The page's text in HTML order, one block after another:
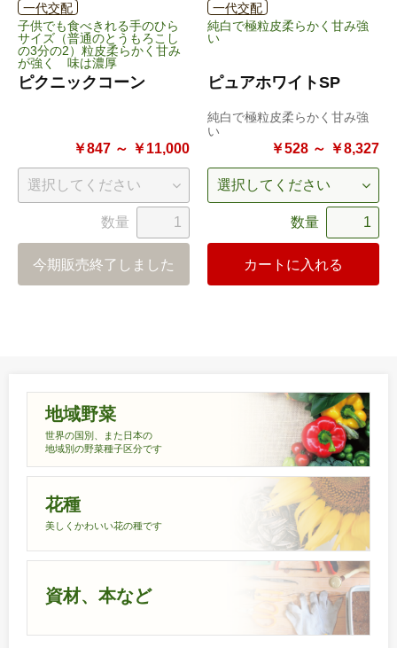
一代交配
子供でも食べきれる手のひら
サイズ（普通のとうもろこし
の3分の2）粒皮柔らかく甘み
が強く 味は濃厚
ピクニックコーン
￥847 ～ ￥11,000
数量
今期販売終了しました
一代交配
純白で極粒皮柔らかく甘み強
い
ピュアホワイトSP
純白で極粒皮柔らかく甘み強
い
￥528 ～ ￥8,327
数量
カートに入れる
地域野菜
世界の国別、また日本の
地域別の野菜種子区分です
花種
美しくかわいい花の種です
資材、本など